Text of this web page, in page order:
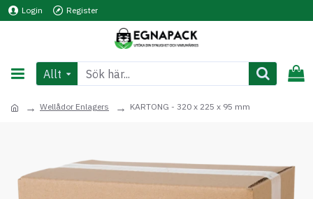
Login Register
Allt
Wellådor Enlagers KARTONG - 320 x 225 x 95 mm